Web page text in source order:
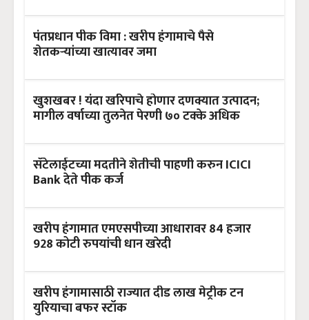
पंतप्रधान पीक विमा : खरीप हंगामाचे पैसे
शेतकऱ्यांच्या खात्यावर जमा
खुशखबर ! यंदा खरिपाचे होणार दणक्यात उत्पादन;
मागील वर्षाच्या तुलनेत पेरणी ७० टक्के अधिक
सॅटेलाईटच्या मदतीने शेतीची पाहणी करुन ICICI
Bank देते पीक कर्ज
खरीप हंगामात एमएसपीच्या आधारावर 84 हजार
928 कोटी रुपयांची धान खरेदी
खरीप हंगामासाठी राज्यात दीड लाख मेट्रीक टन
युरियाचा बफर स्टॉक